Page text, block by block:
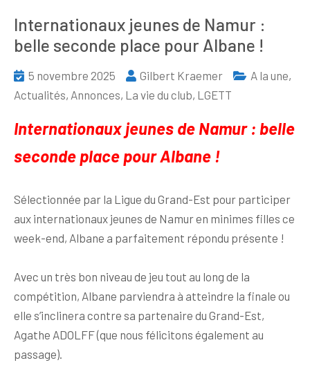
Internationaux jeunes de Namur :
belle seconde place pour Albane !
5 novembre 2025 Gilbert Kraemer A la une,
Actualités, Annonces, La vie du club, LGETT
Internationaux jeunes de Namur : belle
seconde place pour Albane !
Sélectionnée par la Ligue du Grand-Est pour participer
aux internationaux jeunes de Namur en minimes filles ce
week-end, Albane a parfaitement répondu présente !
Avec un très bon niveau de jeu tout au long de la
compétition, Albane parviendra à atteindre la finale ou
elle s’inclinera contre sa partenaire du Grand-Est,
Agathe ADOLFF (que nous félicitons également au
passage).